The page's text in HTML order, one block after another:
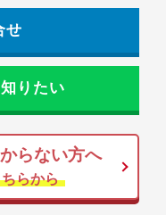
せ
りたい
らない方へ
らから